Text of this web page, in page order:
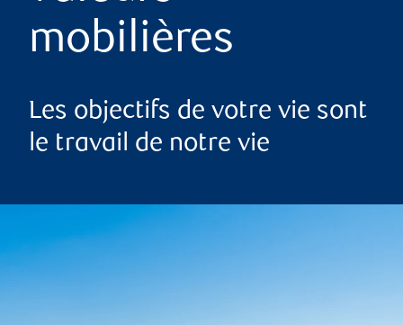
mobilières
Les objectifs de votre vie sont
le travail de notre vie